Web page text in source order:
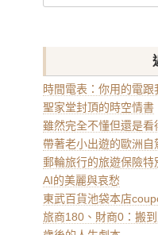
for:
時間電表：你用的電
聖家堂封頂的時空情書
雖然完全不懂但還是
帶著老小出遊的歐洲自
郵輪旅行的旅遊保險特
AI的美麗與哀愁
東武百貨池袋本店
旅商180、財商0：搬